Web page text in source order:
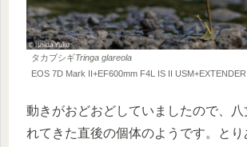
タカブシギTringa glareola
EOS 7D Mark II+EF600mm F4L IS II USM+EXTENDER
動きがおどおどしていましたので、八
れてきた直後の個体のようです。と